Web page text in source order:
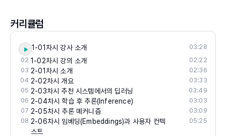
커리큘럼
1-01차시 강사 소개
03:28
02 1-02차시 강의 소개
02:22
03 2-01차시 소개
02:36
04 2-02차시 개요
03:33
05 2-03차시 추천 시스템에서의 딥러닝
03:49
06 2-04차시 학습 후 추론(Inference)
03:03
07 2-05차시 추론 메커니즘
03:09
08 2-06차시 임베딩(Embeddings)과 사용자 컨텍
스트
05:25